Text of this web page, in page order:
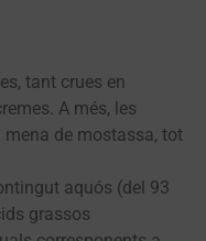
tant crues en
A més, les
mena de mostassa, tot
aquós (del 93
grassos